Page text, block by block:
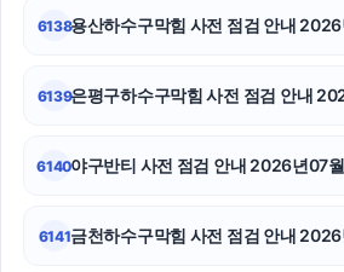
6138용산하수구막힘 사전 점검 안내
6139은평구하수구막힘 사전 점검 안내
6140야구반티 사전 점검 안내 2026년07
6141금천하수구막힘 사전 점검 안내